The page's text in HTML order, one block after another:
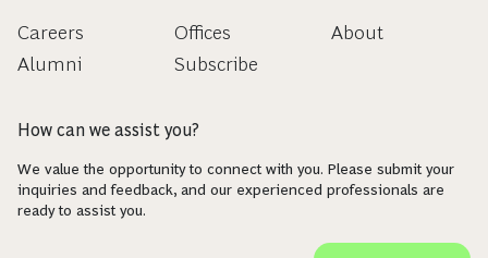
Careers
Alumni
Offices
Subscribe
About
How can we assist you?
We value the opportunity to connect with you. Please submit your
inquiries and feedback, and our experienced professionals are
ready to assist you.